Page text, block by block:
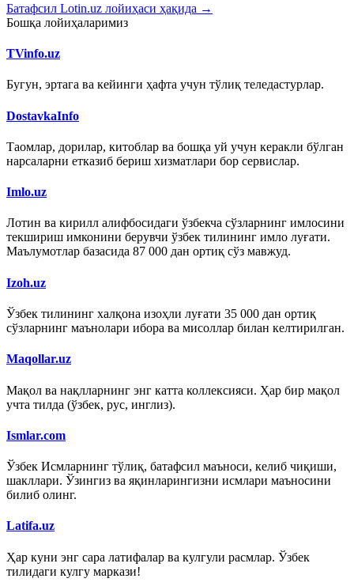
Батафсил Lotin.uz лойиҳаси ҳақида →
Бошқа лойиҳаларимиз
TVinfo.uz
Бугун, эртага ва кейинги ҳафта учун тўлиқ теледастурлар.
DostavkaInfo
Таомлар, дорилар, китоблар ва бошқа уй учун керакли бўлган
нарсаларни етказиб бериш хизматлари бор сервислар.
Imlo.uz
Лотин ва кирилл алифбосидаги ўзбекча сўзларнинг имлосини
текшириш имконини берувчи ўзбек тилининг имло луғати.
Маълумотлар базасида 87 000 дан ортиқ сўз мавжуд.
Izoh.uz
Ўзбек тилининг халқона изоҳли луғати 35 000 дан ортиқ
сўзларнинг маънолари ибора ва мисоллар билан келтирилган.
Maqollar.uz
Мақол ва нақлларнинг энг катта коллексияси. Ҳар бир мақол
учта тилда (ўзбек, рус, инглиз).
Ismlar.com
Ўзбек Исмларнинг тўлиқ, батафсил маъноси, келиб чиқиши,
шакллари. Ўзингиз ва яқинларингизни исмлари маъносини
билиб олинг.
Latifa.uz
Ҳар куни энг сара латифалар ва кулгули расмлар. Ўзбек
тилидаги кулгу маркази!